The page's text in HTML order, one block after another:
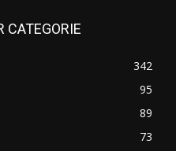
CATEGORIE
342
95
89
73